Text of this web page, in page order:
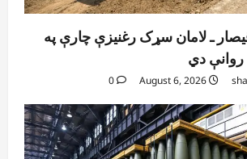
ـ لامان سړک رغنیزې چارې په
روانې دي
0